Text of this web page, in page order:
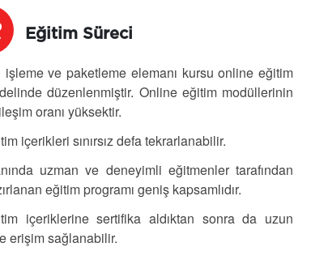
Eğitim Süreci
işleme ve paketleme elemanı kursu online eğitim
düzenlenmiştir. Online eğitim modüllerinin
oranı yüksektir.
içerikleri sınırsız defa tekrarlanabilir.
uzman ve deneyimli eğitmenler tarafından
eğitim programı geniş kapsamlıdır.
içeriklerine sertifika aldıktan sonra da uzun
erişim sağlanabilir.